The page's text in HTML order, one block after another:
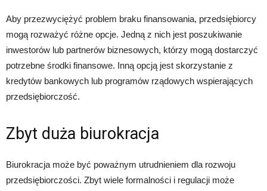
Aby przezwyciężyć problem braku finansowania, przedsiębiorcy
mogą rozważyć różne opcje. Jedną z nich jest poszukiwanie
inwestorów lub partnerów biznesowych, którzy mogą dostarczyć
potrzebne środki finansowe. Inną opcją jest skorzystanie z
kredytów bankowych lub programów rządowych wspierających
przedsiębiorczość.
Zbyt duża biurokracja
Biurokracja może być poważnym utrudnieniem dla rozwoju
przedsiębiorczości. Zbyt wiele formalności i regulacji może